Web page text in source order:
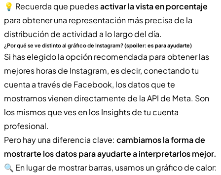
💡 Recuerda que puedesactivar la vista en porcentaje
para obtener una representación más precisa de la
distribución de actividad a lo largo del día.
¿Por qué se ve distinto al gráfico de Instagram?(spoiler: es para ayudarte)
Si has elegido la opción recomendada para obtener las
mejores horas de Instagram, es decir, conectando tu
cuenta a través de Facebook, los datos que te
mostramos vienen directamente de la API de Meta. Son
los mismos que ves en los Insights de tu cuenta
profesional.
Pero hay una diferencia clave: cambiamos la forma de
mostrarte los datos para ayudarte a interpretarlos mejor.
🔍 En lugar de mostrar barras, usamos un gráfico de calor: